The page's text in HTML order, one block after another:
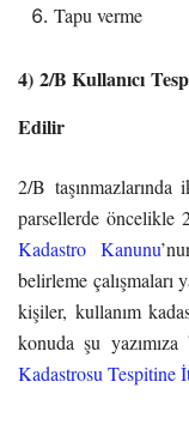
Tapu verme
4) 2/B Kullanıcı
Edilir
2/B
parsellerde öncelikle
Kadastro Kanunu
belirleme çalışmaları
kişiler, kullanım
konuda şu yazımıza
Kadastrosu Tespitine